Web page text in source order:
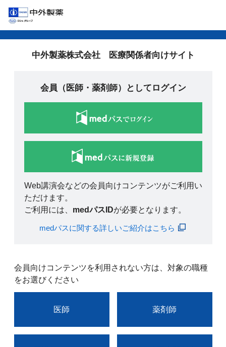
中外製薬株式会社 医療関係者向けサイト
会員（医師・薬剤師）としてログイン
Web講演会などの会員向けコンテンツがご利用い
ただけます。
ご利用には、 medパスIDが必要となります。
medパスに関する詳しいご紹介はこちら
会員向けコンテンツを利用されない方は、対象の職種
をお選びください
医師 薬剤師